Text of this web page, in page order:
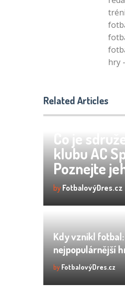
hry
Related Articles
Co je
klubu AC
Poznejte
by FotbalovýDres.cz
Kdy vznikl fotbal:
nejpopulárnější
by FotbalovýDres.cz